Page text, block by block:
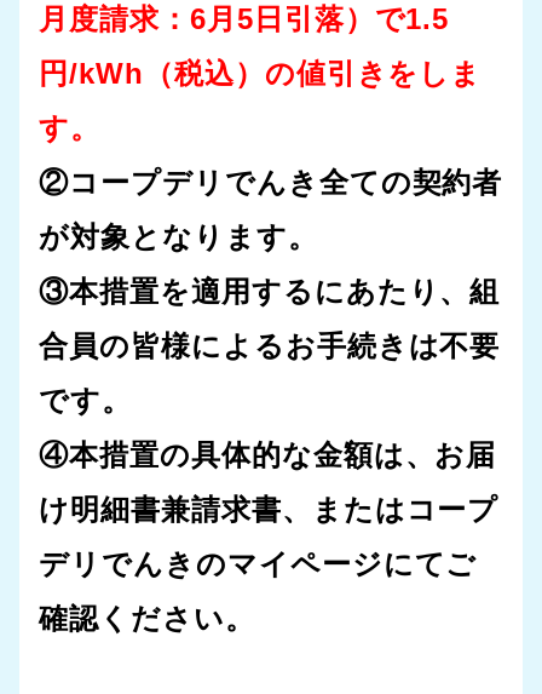
月度請求：6月5日引落）で1.5
円/kWh（税込）の値引きをしま
す。
②コープデリでんき全ての契約者
が対象となります。
③本措置を適用するにあたり、組
合員の皆様によるお手続きは不要
です。
④本措置の具体的な金額は、お届
け明細書兼請求書、またはコープ
デリでんきのマイページにてご
確認ください。